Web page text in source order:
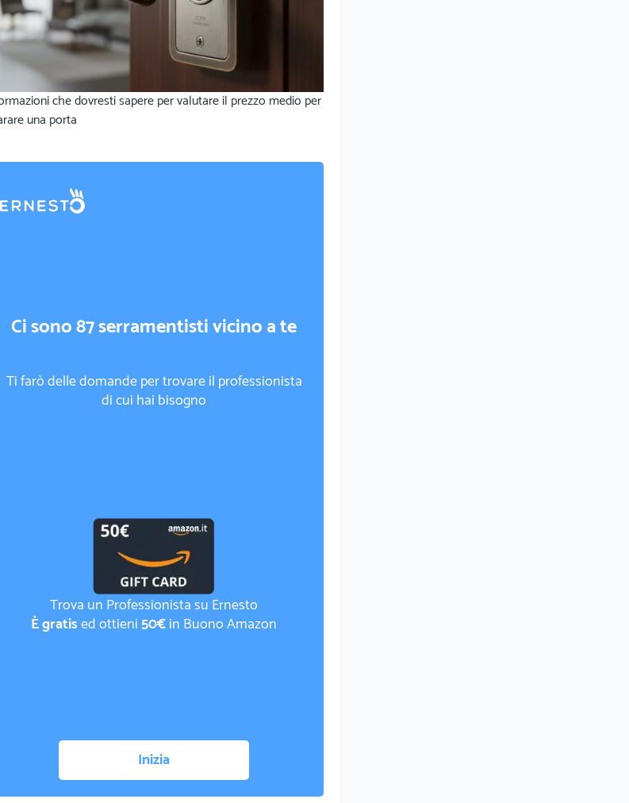
che dovresti sapere per valutare il prezzo medio per
una porta
Ci sono 87 serramentisti vicino a te
Ti farò delle domande per trovare il professionista
di cui hai bisogno
Trova un Professionista su Ernesto
È gratised ottieni50€in Buono Amazon
Inizia